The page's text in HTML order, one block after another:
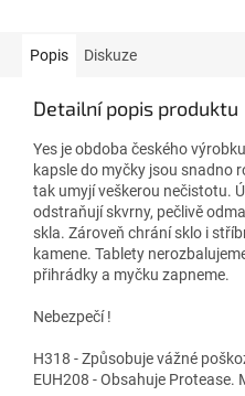
Popis Diskuze
Detailní popis produktu
Yes je obdoba českého
kapsle do myčky jsou snadno
tak umyjí veškerou nečistotu.
odstraňují skvrny, pečlivě
skla. Zároveň chrání sklo i
kamene. Tablety
přihrádky a myčku zapneme.
Nebezpečí !
H318 - Způsobuje vážné
EUH208 - Obsahuje Protease.